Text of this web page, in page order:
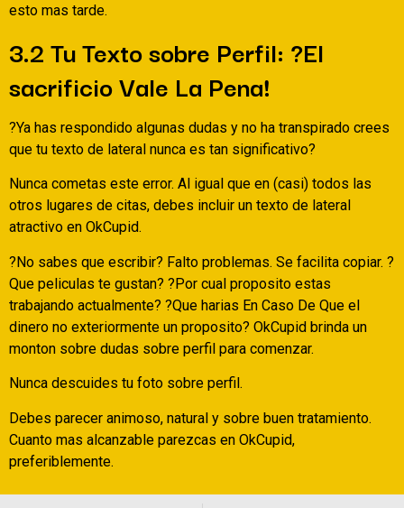
esto mas tarde.
3.2 Tu Texto sobre Perfil: ?El
sacrificio Vale La Pena!
?Ya has respondido algunas dudas y no ha transpirado crees
que tu texto de lateral nunca es tan significativo?
Nunca cometas este error. Al igual que en (casi) todos las
otros lugares de citas, debes incluir un texto de lateral
atractivo en OkCupid.
?No sabes que escribir? Falto problemas. Se facilita copiar. ?
Que peliculas te gustan? ?Por cual proposito estas
trabajando actualmente? ?Que harias En Caso De Que el
dinero no exteriormente un proposito? OkCupid brinda un
monton sobre dudas sobre perfil para comenzar.
Nunca descuides tu foto sobre perfil.
Debes parecer animoso, natural y sobre buen tratamiento.
Cuanto mas alcanzable parezcas en OkCupid,
preferiblemente.